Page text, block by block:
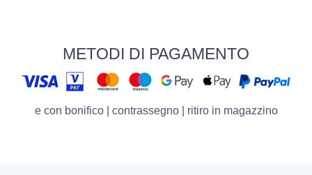
METODI DI PAGAMENTO
e con bonifico | contrassegno | ritiro in magazzino